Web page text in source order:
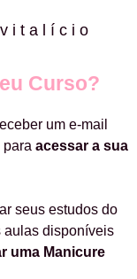
Curso?
um e-mail
para acessar a sua
seus estudos do
aulas disponíveis
uma Manicure